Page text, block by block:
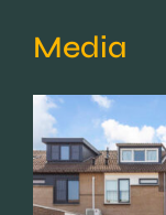
Media